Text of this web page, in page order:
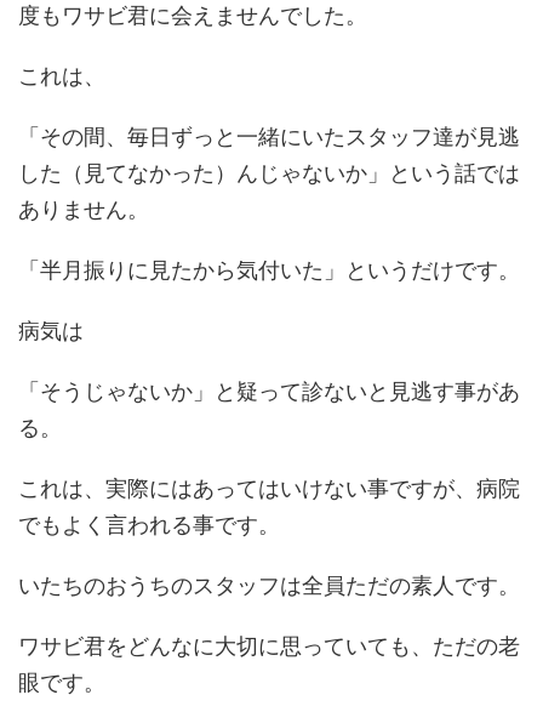
度もワサビ君に会えませんでした。
これは、
「その間、毎日ずっと一緒にいたスタッフ達が見逃
した（見てなかった）んじゃないか」という話では
ありません。
「半月振りに見たから気付いた」というだけです。
病気は
「そうじゃないか」と疑って診ないと見逃す事があ
る。
これは、実際にはあってはいけない事ですが、病院
でもよく言われる事です。
いたちのおうちのスタッフは全員ただの素人です。
ワサビ君をどんなに大切に思っていても、ただの老
眼です。